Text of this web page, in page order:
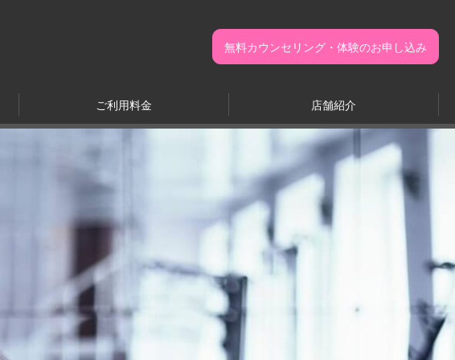
無料カウンセリング・体験のお申し込み
ご利用料金 店舗紹介